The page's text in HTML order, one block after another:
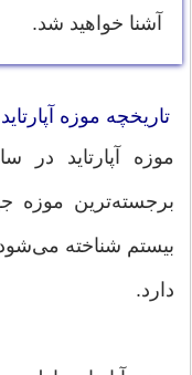
آشنا خواهید شد.
تاریخچه موزه آپارتاید
برجسته‌ترین موزه
بیستم شناخته می‌شود
دارد.